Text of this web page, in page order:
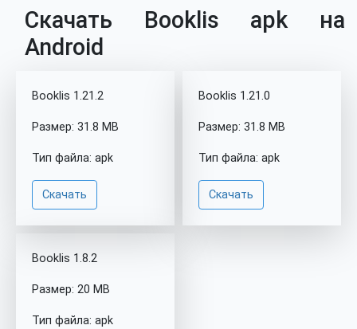
Скачать Booklis apk на
Android
Booklis 1.21.2
Размер: 31.8 MB
Тип файла: apk
Скачать
Booklis 1.21.0
Размер: 31.8 MB
Тип файла: apk
Скачать
Booklis 1.8.2
Размер: 20 MB
Тип файла: apk